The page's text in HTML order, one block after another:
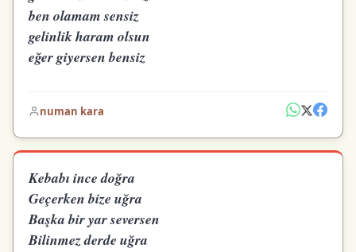
ben olamam sensiz
gelinlik haram olsun
eğer giyersen bensiz
numan kara
Kebabı ince doğra
Geçerken bize uğra
Başka bir yar seversen
Bilinmez derde uğra